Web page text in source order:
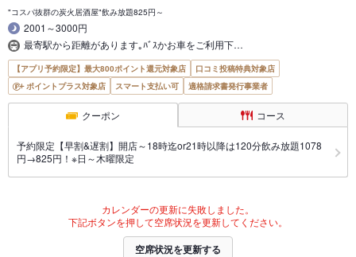
"コスパ抜群の炭火居酒屋"飲み放題825円～
2001～3000円
最寄駅から距離があります｡ﾊﾞｽかお車をご利用下…
【アプリ予約限定】最大800ポイント還元対象店
口コミ投稿特典対象店
ポイントプラス対象店
スマート支払い可 適格請求書発行事業者
クーポン コース
予約限定【早割&遅割】開店～18時迄or21時以降は120分飲み放題1078
円→825円！※日～木曜限定
カレンダーの更新に失敗しました。
下記ボタンを押して空席状況を更新してください。
空席状況を更新する